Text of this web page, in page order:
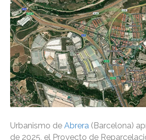
Urbanismo de Abrera (Barcelona)
de 2025, el Proyecto de